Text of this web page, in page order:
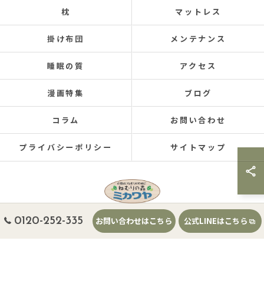
0120-252-335 お問い合わせはこちら 公式LINEはこちら
枕 マットレス
掛け布団 メンテナンス
睡眠の質 アクセス
漫画特集 ブログ
コラム お問い合わせ
プライバシーポリシー サイトマップ
© 2026 千葉県東金市の寝具ならねむりの森 ミカワヤ ALL RIGHTS RESERVED.